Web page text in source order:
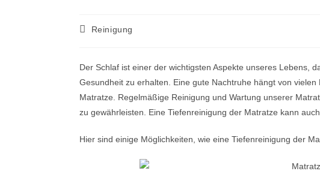
Reinigung
Der Schlaf ist einer der wichtigsten Aspekte unseres Lebens,
Gesundheit zu erhalten. Eine gute Nachtruhe hängt von
Matratze. Regelmäßige Reinigung und Wartung unserer
zu gewährleisten. Eine Tiefenreinigung der Matratze kann
Hier sind einige Möglichkeiten, wie eine Tiefenreinigung der